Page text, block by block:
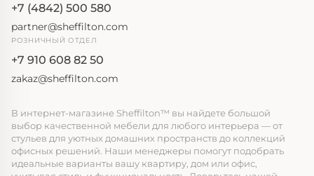
+7 (4842) 500 580
partner@sheffilton.com
РОЗНИЧНЫЙ ОТДЕЛ
+7 910 608 82 50
zakaz@sheffilton.com
В интернет-магазине Sheffilton™ вы найдете большой
выбор качественной мебели для любого интерьера — от
стульев для уютных домашних пространств до коллекций
офисных решений. Наши менеджеры помогут подобрать
идеальные варианты вашу квартиру, дом или офис,